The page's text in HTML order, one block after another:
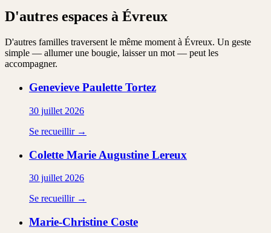
D'autres espaces à Évreux
D'autres familles traversent le même moment à Évreux. Un geste
simple — allumer une bougie, laisser un mot — peut les
accompagner.
Genevieve Paulette Tortez
30 juillet 2026
Se recueillir →
Colette Marie Augustine Lereux
30 juillet 2026
Se recueillir →
Marie-Christine Coste